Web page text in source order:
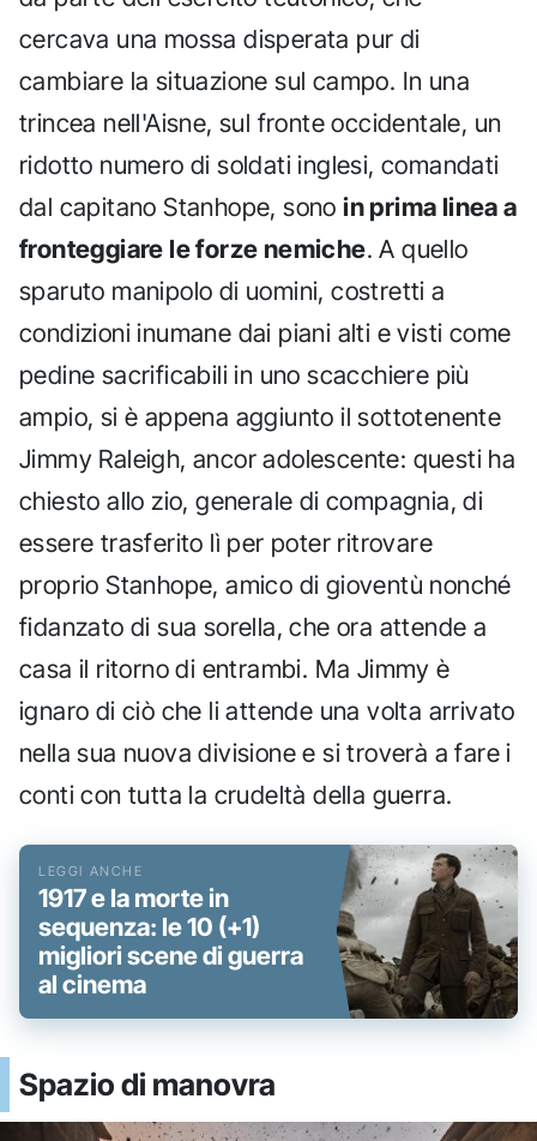
cercava una mossa disperata pur di
cambiare la situazione sul campo. In una
trincea nell'Aisne, sul fronte occidentale, un
ridotto numero di soldati inglesi, comandati
dal capitano Stanhope, sonoin prima linea a
fronteggiare le forze nemiche. A quello
sparuto manipolo di uomini, costretti a
condizioni inumane dai piani alti e visti come
pedine sacrificabili in uno scacchiere più
ampio, si è appena aggiunto il sottotenente
Jimmy Raleigh, ancor adolescente: questi ha
chiesto allo zio, generale di compagnia, di
essere trasferito lì per poter ritrovare
proprio Stanhope, amico di gioventù nonché
fidanzato di sua sorella, che ora attende a
casa il ritorno di entrambi. Ma Jimmy è
ignaro di ciò che li attende una volta arrivato
nella sua nuova divisione e si troverà a fare i
conti con tutta la crudeltà della guerra.
1917 e la morte in
sequenza: le 10 (+1)
migliori scene di guerra
al cinema
Spazio di manovra